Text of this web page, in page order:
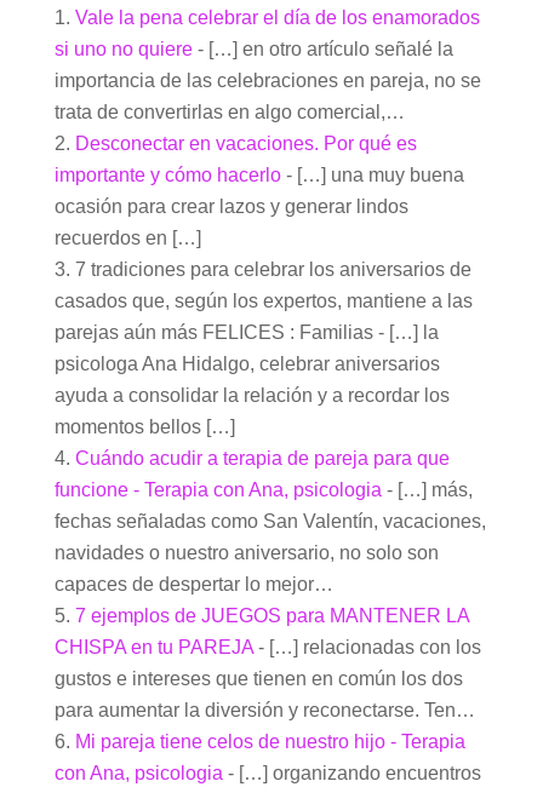
Vale la pena celebrar el día de los enamorados
si uno no quiere- […] en otro artículo señalé la
importancia de las celebraciones en pareja, no se
trata de convertirlas en algo comercial,…
Desconectar en vacaciones. Por qué es
importante y cómo hacerlo- […] una muy buena
ocasión para crear lazos y generar lindos
recuerdos en […]
7 tradiciones para celebrar los aniversarios de
casados que, según los expertos, mantiene a las
parejas aún más FELICES : Familias - […] la
psicologa Ana Hidalgo, celebrar aniversarios
ayuda a consolidar la relación y a recordar los
momentos bellos […]
Cuándo acudir a terapia de pareja para que
funcione - Terapia con Ana, psicologia - […] más,
fechas señaladas como San Valentín, vacaciones,
navidades o nuestro aniversario, no solo son
capaces de despertar lo mejor…
7 ejemplos de JUEGOS para MANTENER LA
CHISPA en tu PAREJA- […] relacionadas con los
gustos e intereses que tienen en común los dos
para aumentar la diversión y reconectarse. Ten…
Mi pareja tiene celos de nuestro hijo - Terapia
con Ana, psicologia - […] organizando encuentros